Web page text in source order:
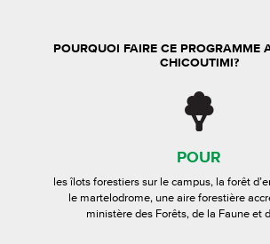
POURQUOI FAIRE CE PROGRAMME
CHICOUTIMI?
POUR
les îlots forestiers sur le campus, la forêt
le martelodrome, une aire forestière
ministère des Forêts, de la Faune et